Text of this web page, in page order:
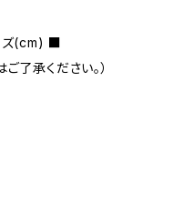
ズ(cm) ■
了承ください。）